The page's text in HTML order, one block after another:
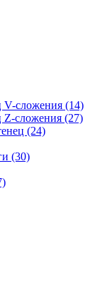
V-сложения (14)
Z-сложения (27)
(24)
(30)